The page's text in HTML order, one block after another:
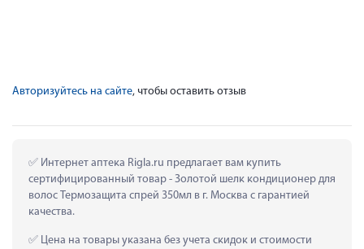
Авторизуйтесь на сайте, чтобы оставить отзыв
Интернет аптека Rigla.ru предлагает вам купить
сертифицированный товар - Золотой шелк кондиционер для
волос Термозащита спрей 350мл в г. Москва с гарантией
качества.
Цена на товары указана без учета скидок и стоимости